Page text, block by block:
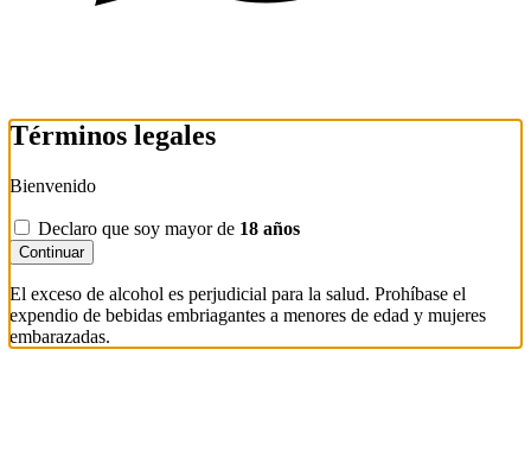
Términos legales
Bienvenido
Declaro que soy mayor de 18 años
Continuar
El exceso de alcohol es perjudicial para la salud. Prohíbase el
expendio de bebidas embriagantes a menores de edad y mujeres
embarazadas.